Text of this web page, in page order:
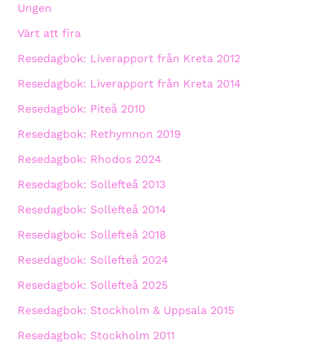
Ungen
Värt att fira
Resedagbok: Liverapport från Kreta 2012
Resedagbok: Liverapport från Kreta 2014
Resedagbok: Piteå 2010
Resedagbok: Rethymnon 2019
Resedagbok: Rhodos 2024
Resedagbok: Sollefteå 2013
Resedagbok: Sollefteå 2014
Resedagbok: Sollefteå 2018
Resedagbok: Sollefteå 2024
Resedagbok: Sollefteå 2025
Resedagbok: Stockholm & Uppsala 2015
Resedagbok: Stockholm 2011